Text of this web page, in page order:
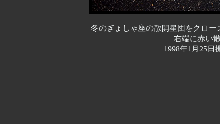
冬のぎょしゃ座の散開星団をクロー
右端に赤い
1998年1月25